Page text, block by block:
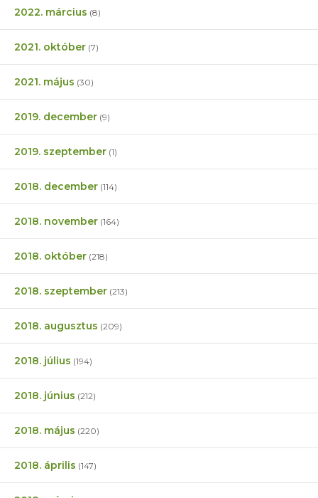
2022. március (8)
2021. október (7)
2021. május (30)
2019. december (9)
2019. szeptember (1)
2018. december (114)
2018. november (164)
2018. október (218)
2018. szeptember (213)
2018. augusztus (209)
2018. július (194)
2018. június (212)
2018. május (220)
2018. április (147)